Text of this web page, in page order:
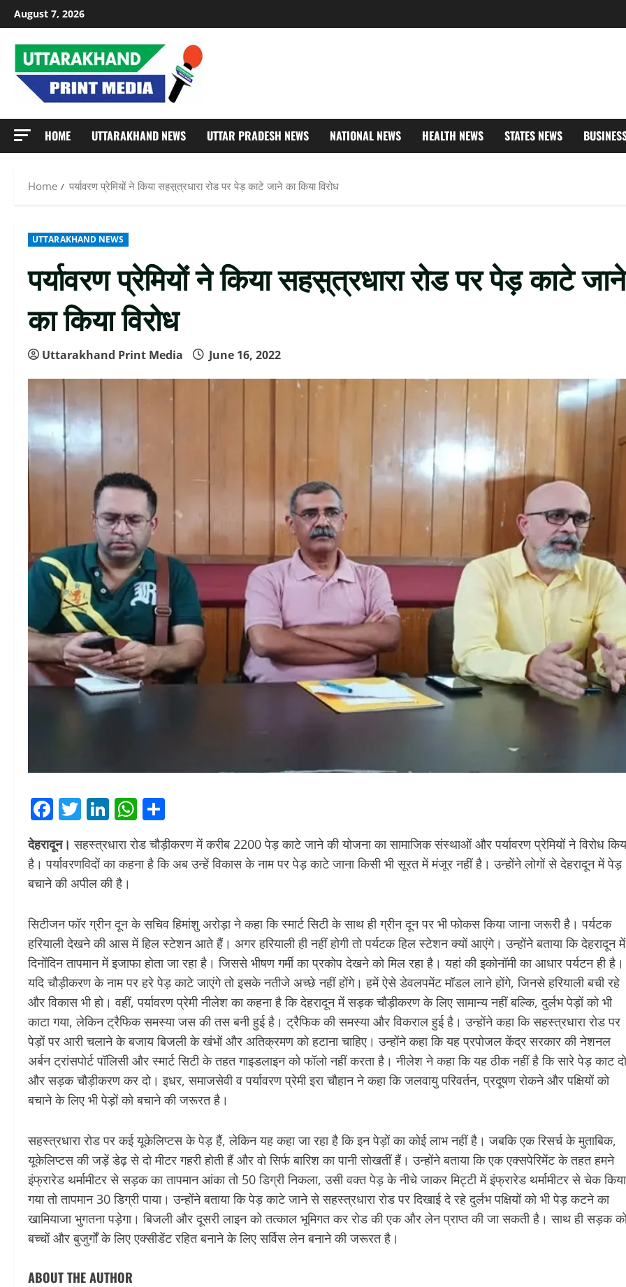
Skip
to
content
August 7, 2026
HOME UTTARAKHAND NEWS UTTAR PRADESH NEWS NATIONAL NEWS HEALTH NEWS STATES NEWS
Home पर्यावरण प्रेमियों ने किया सहस़्त्रधारा रोड पर पेड़ काटे जाने का किया विरोध
UTTARAKHAND NEWS
पर्यावरण प्रेमियों ने किया सहस़्त्रधारा रोड पर पेड़ काटे जाने
का किया विरोध
Uttarakhand Print Media June 16, 2022
Facebook
Twitter
LinkedIn
WhatsApp
देहरादून। सहस्त्रधारा रोड चौड़ीकरण में करीब 2200 पेड़ काटे जाने की योजना का सामाजिक संस्थाओं और पर्यावरण प्रेमियों ने विरोध
है। पर्यावरणविदों का कहना है कि अब उन्हें विकास के नाम पर पेड़ काटे जाना किसी भी सूरत में मंजूर नहीं है। उन्होंने लोगों से देहरादून में पेड़
बचाने की अपील की है।
सिटीजन फॉर ग्रीन दून के सचिव हिमांशु अरोड़ा ने कहा कि स्मार्ट सिटी के साथ ही ग्रीन दून पर भी फोकस किया जाना जरूरी है। पर्यटक
हरियाली देखने की आस में हिल स्टेशन आते हैं। अगर हरियाली ही नहीं होगी तो पर्यटक हिल स्टेशन क्यों आएंगे। उन्होंने बताया कि देहरादून में
दिनोंदिन तापमान में इजाफा होता जा रहा है। जिससे भीषण गर्मी का प्रकोप देखने को मिल रहा है। यहां की इकोनॉमी का आधार पर्यटन ही है।
यदि चौड़ीकरण के नाम पर हरे पेड़ काटे जाएंगे तो इसके नतीजे अच्छे नहीं होंगे। हमें ऐसे डेवलपमेंट मॉडल लाने होंगे, जिनसे हरियाली बची रहे
और विकास भी हो। वहीं, पर्यावरण प्रेमी नीलेश का कहना है कि देहरादून में सड़क चौड़ीकरण के लिए सामान्य नहीं बल्कि, दुर्लभ पेड़ों को भी
काटा गया, लेकिन ट्रैफिक समस्या जस की तस बनी हुई है। ट्रैफिक की समस्या और विकराल हुई है। उन्होंने कहा कि सहस्त्रधारा रोड पर
पेड़ों पर आरी चलाने के बजाय बिजली के खंभों और अतिक्रमण को हटाना चाहिए। उन्होंने कहा कि यह प्रपोजल केंद्र सरकार की नेशनल
अर्बन ट्रांसपोर्ट पॉलिसी और स्मार्ट सिटी के तहत गाइडलाइन को फॉलो नहीं करता है। नीलेश ने कहा कि यह ठीक नहीं है कि सारे पेड़ काट दो
और सड़क चौड़ीकरण कर दो। इधर, समाजसेवी व पर्यावरण प्रेमी इरा चौहान ने कहा कि जलवायु परिवर्तन, प्रदूषण रोकने और पक्षियों को
बचाने के लिए भी पेड़ों को बचाने की जरूरत है।
सहस्त्रधारा रोड पर कई यूकेलिप्टस के पेड़ हैं, लेकिन यह कहा जा रहा है कि इन पेड़ों का कोई लाभ नहीं है। जबकि एक रिसर्च के मुताबिक,
यूकेलिप्टस की जड़ें डेढ़ से दो मीटर गहरी होती हैं और वो सिर्फ बारिश का पानी सोखतीं हैं। उन्होंने बताया कि एक एक्सपेरिमेंट के तहत हमने
इंफ्रारेड थर्मामीटर से सड़क का तापमान आंका तो 50 डिग्री निकला, उसी वक्त पेड़ के नीचे जाकर मिट्टी में इंफ्रारेड थर्मामीटर से चेक किया
गया तो तापमान 30 डिग्री पाया। उन्होंने बताया कि पेड़ काटे जाने से सहस्त्रधारा रोड पर दिखाई दे रहे दुर्लभ पक्षियों को भी पेड़ कटने का
खामियाजा भुगतना पड़ेगा। बिजली और दूसरी लाइन को तत्काल भूमिगत कर रोड की एक और लेन प्राप्त की जा सकती है। साथ ही सड़क
बच्चों और बुजुर्गों के लिए एक्सीडेंट रहित बनाने के लिए सर्विस लेन बनाने की जरूरत है।
ABOUT THE AUTHOR